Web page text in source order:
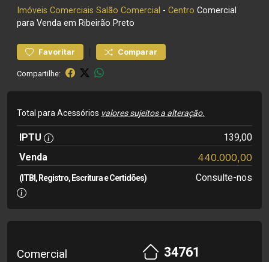
Imóveis Comerciais Salão Comercial - Centro Comercial
para Venda em Ribeirão Preto
Favoritar Comparar
Compartilhe:
Total para Acessórios valores sujeitos a alteração.
IPTU
139,00
Venda
440.000,00
(ITBI, Registro, Escritura e Certidões) Consulte-nos
Comercial 34761